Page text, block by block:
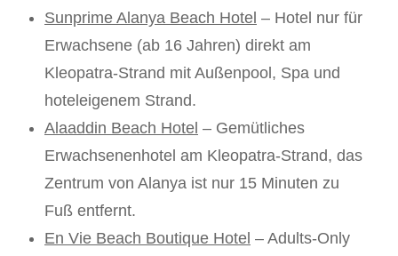
Sunprime Alanya Beach Hotel – Hotel nur für
Erwachsene (ab 16 Jahren) direkt am
Kleopatra-Strand mit Außenpool, Spa und
hoteleigenem Strand.
Alaaddin Beach Hotel – Gemütliches
Erwachsenenhotel am Kleopatra-Strand, das
Zentrum von Alanya ist nur 15 Minuten zu
Fuß entfernt.
En Vie Beach Boutique Hotel – Adults-Only